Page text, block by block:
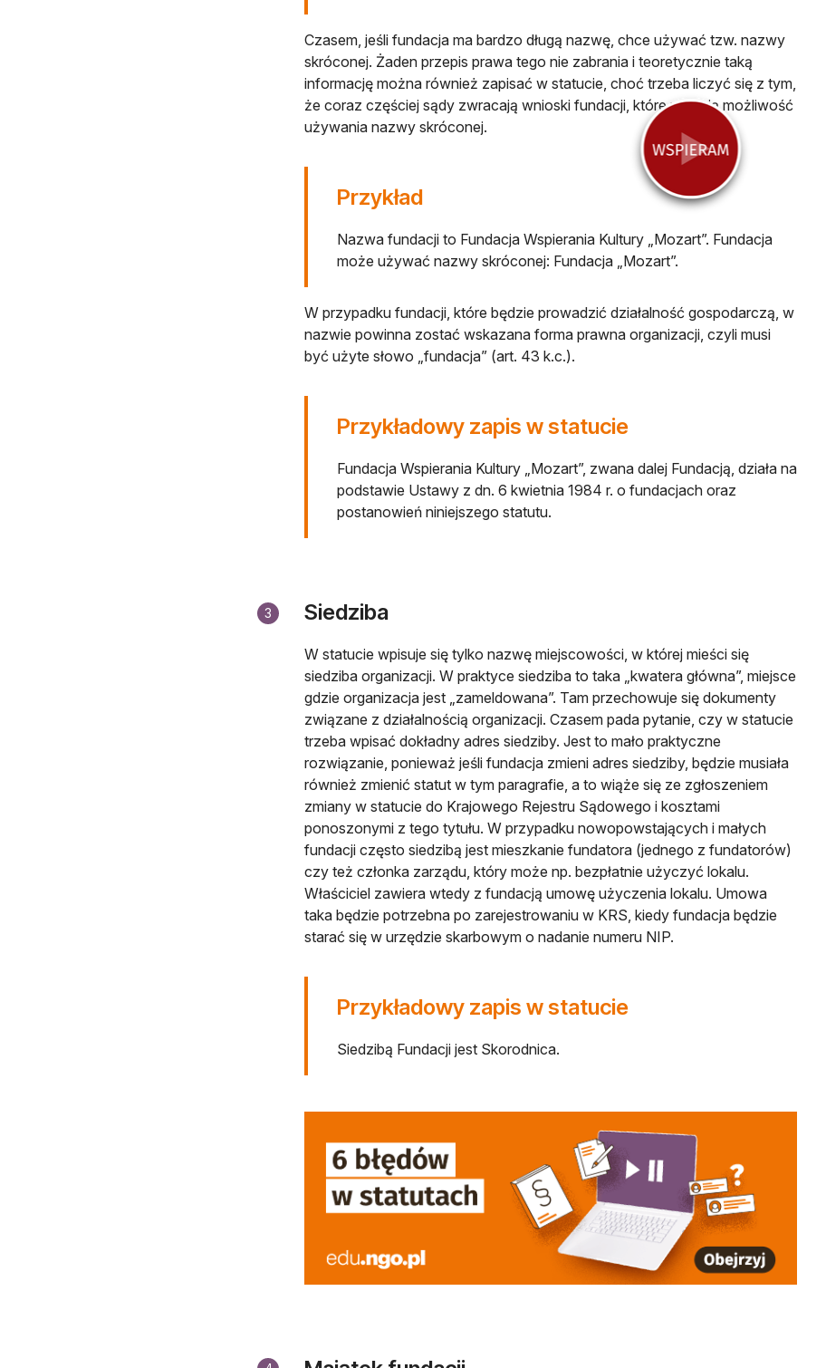
Czasem, jeśli fundacja ma bardzo długą nazwę, chce używać tzw. nazwy
skróconej. Żaden przepis prawa tego nie zabrania i teoretycznie taką
informację można również zapisać w statucie, choć trzeba liczyć się z tym,
że coraz częściej sądy zwracają wnioski fundacji, które wpisują możliwość
używania nazwy skróconej.
Przykład
Nazwa fundacji to Fundacja Wspierania Kultury „Mozart”. Fundacja
może używać nazwy skróconej: Fundacja „Mozart”.
W przypadku fundacji, które będzie prowadzić działalność gospodarczą, w
nazwie powinna zostać wskazana forma prawna organizacji, czyli musi
być użyte słowo „fundacja” (art. 43 k.c.).
Przykładowy zapis w statucie
Fundacja Wspierania Kultury „Mozart”, zwana dalej Fundacją, działa na
podstawie Ustawy z dn. 6 kwietnia 1984 r. o fundacjach oraz
postanowień niniejszego statutu.
3 Siedziba
W statucie wpisuje się tylko nazwę miejscowości, w której mieści się
siedziba organizacji. W praktyce siedziba to taka „kwatera główna”, miejsce
gdzie organizacja jest „zameldowana”. Tam przechowuje się dokumenty
związane z działalnością organizacji. Czasem pada pytanie, czy w statucie
trzeba wpisać dokładny adres siedziby. Jest to mało praktyczne
rozwiązanie, ponieważ jeśli fundacja zmieni adres siedziby, będzie musiała
również zmienić statut w tym paragrafie, a to wiąże się ze zgłoszeniem
zmiany w statucie do Krajowego Rejestru Sądowego i kosztami
ponoszonymi z tego tytułu. W przypadku nowopowstających i małych
fundacji często siedzibą jest mieszkanie fundatora (jednego z fundatorów)
czy też członka zarządu, który może np. bezpłatnie użyczyć lokalu.
Właściciel zawiera wtedy z fundacją umowę użyczenia lokalu. Umowa
taka będzie potrzebna po zarejestrowaniu w KRS, kiedy fundacja będzie
starać się w urzędzie skarbowym o nadanie numeru NIP.
Przykładowy zapis w statucie
Siedzibą Fundacji jest Skorodnica.